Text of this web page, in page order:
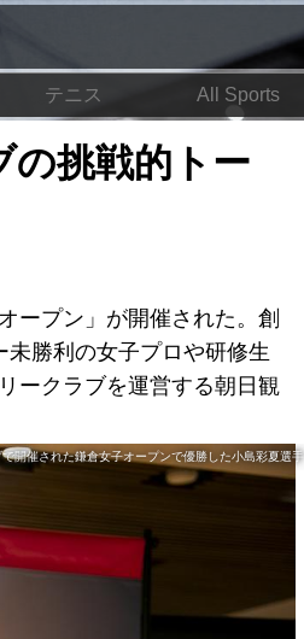
テニス All Sports
挑戦的トー
ープン」が開催された。創
勝利の女子プロや研修生
ークラブを運営する朝日観
開催された鎌倉女子オープンで優勝した小島彩夏選手